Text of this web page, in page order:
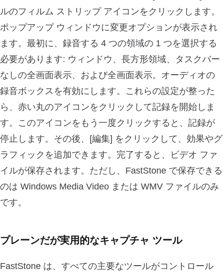
ルのフィルム ストリップ アイコンをクリックします。
ポップアップ ウィンドウに変更オプションが表示され
ます。最初に、録音する 4 つの領域の 1 つを選択する
必要があります: ウィンドウ、長方形領域、タスクバー
なしの全画面表示、および全画面表示。オーディオの
録音ボックスを有効にします。これらの設定が整った
ら、赤い丸のアイコンをクリックして記録を開始しま
す。このアイコンをもう一度クリックすると、記録が
停止します。その後、[編集] をクリックして、効果やグ
ラフィックを追加できます。完了すると、ビデオ ファ
イルが保存されます。ただし、FastStone で保存できる
のは Windows Media Video または WMV ファイルのみ
です。
プレーンだが実用的なキャプチャ ツール
FastStone は、すべての主要なツールがコントロール